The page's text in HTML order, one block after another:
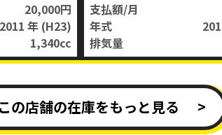
20,000円
2011 年 (H23)
1,340cc
支払額/月
年式
排気量
この店舗の在庫をもっと見る